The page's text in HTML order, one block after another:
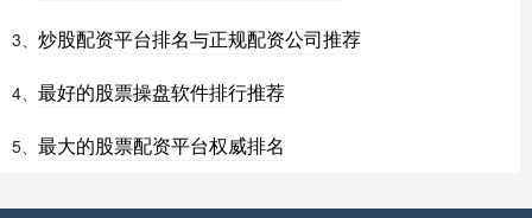
3、 炒股配资平台排名与正规配资公司推荐
4、 最好的股票操盘软件排行推荐
5、 最大的股票配资平台权威排名